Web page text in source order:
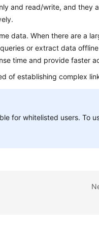
and read/write, and they
data. When there are a
or extract data
time and provide faster
of establishing complex
for whitelisted users. To